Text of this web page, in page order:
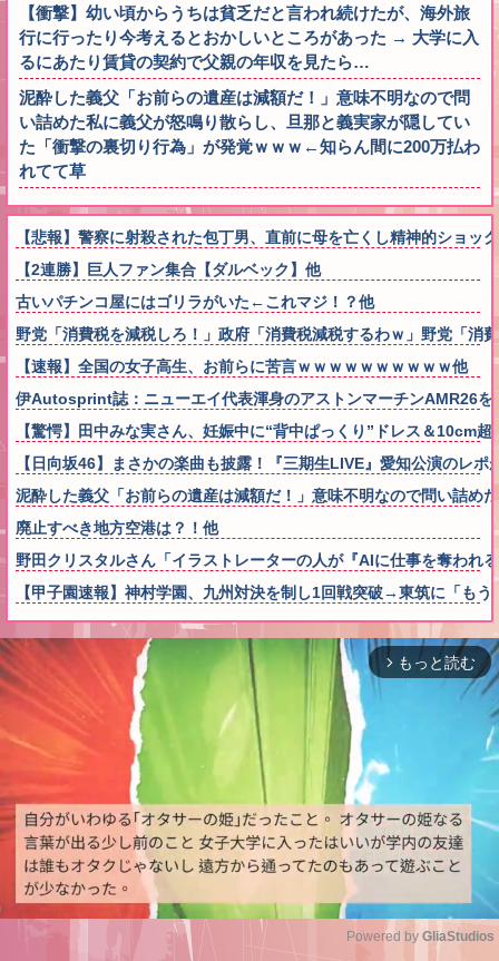
【衝撃】幼い頃からうちは貧乏だと言われ続けたが、海外旅
行に行ったり今考えるとおかしいところがあった → 大学に入
るにあたり賃貸の契約で父親の年収を見たら…
泥酔した義父「お前らの遺産は減額だ！」意味不明なので問
い詰めた私に義父が怒鳴り散らし、旦那と義実家が隠してい
た「衝撃の裏切り行為」が発覚ｗｗｗ←知らん間に200万払わ
れてて草
【悲報】警察に射殺された包丁男、直前に母を亡くし精神的ショッ
【2連勝】巨人ファン集合【ダルベック】他
古いパチンコ屋にはゴリラがいた←これマジ！？他
野党「消費税を減税しろ！」政府「消費税減税するわｗ」野党「消
【速報】全国の女子高生、お前らに苦言ｗｗｗｗｗｗｗｗｗｗ他
伊Autosprint誌：ニューエイ代表渾身のアストンマーチンAMR26を
【驚愕】田中みな実さん、妊娠中に“背中ぱっくり”ドレス＆10cm
【日向坂46】まさかの楽曲も披露！『三期生LIVE』愛知公演のレポ
泥酔した義父「お前らの遺産は減額だ！」意味不明なので問い詰
廃止すべき地方空港は？！他
野田クリスタルさん「イラストレーターの人が『AIに仕事を奪わ
【甲子園速報】神村学園、九州対決を制し1回戦突破→東筑に「も
arrow_forward_ios もっと読む
Powered by GliaStudios